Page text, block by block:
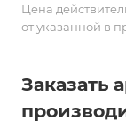
Цена
от указанной в
Заказать